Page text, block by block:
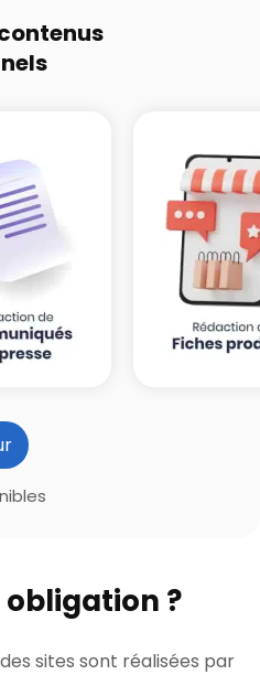
obligation ?
sites sont réalisées par